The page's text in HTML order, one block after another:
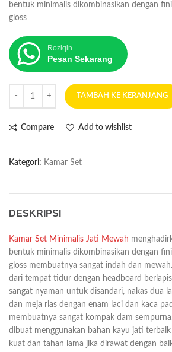
bentuk minimalis dikombinasikan dengan
gloss
Roziqin
Pesan Sekarang
TAMBAH KE KERANJANG
Compare Add to wishlist
Kategori: Kamar Set
DESKRIPSI
Kamar Set Minimalis Jati Mewah
bentuk minimalis dikombinasikan dengan
gloss membuatnya sangat indah dan
dari tempat tidur dengan headboard
sangat nyaman untuk disandari, nakas dua
dan meja rias dengan enam laci dan kaca
membuatnya sangat kompak dam
dibuat menggunakan bahan kayu jati
kuat dan tahan lama jika dirawat dengan